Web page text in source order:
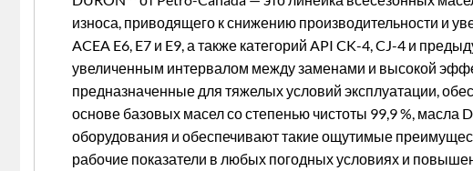
износа, приводящего к снижению производительности и
ACEA E6, E7 и E9, а также категорий API CK-4, CJ-4 и
увеличенным интервалом между заменами и высокой
предназначенные для тяжелых условий эксплуатации,
основе базовых масел со степенью чистоты 99,9 %, масла
оборудования и обеспечивают такие ощутимые
рабочие показатели в любых погодных условиях и